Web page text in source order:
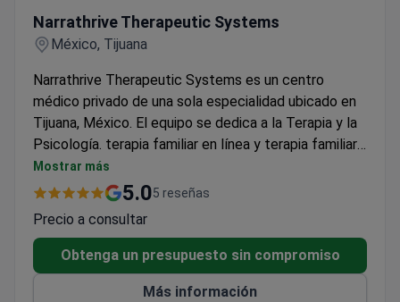
Narrathrive Therapeutic Systems
México, Tijuana
Narrathrive Therapeutic Systems es un centro
médico privado de una sola especialidad ubicado en
Tijuana, México. El equipo se dedica a la Terapia y la
Psicología. terapia familiar en línea y terapia familiar
de pareja Narrathrive Therapeutic Systems atiende
tanto a adultos como a niños. 95 pacientes eligen
Latina y EE. UU., Canadá y Australia visitan la clínica
con mayor frecuencia.
Mostrar más
5.05 reseñas
Precio a consultar
Obtenga un presupuesto sin compromiso
Más información